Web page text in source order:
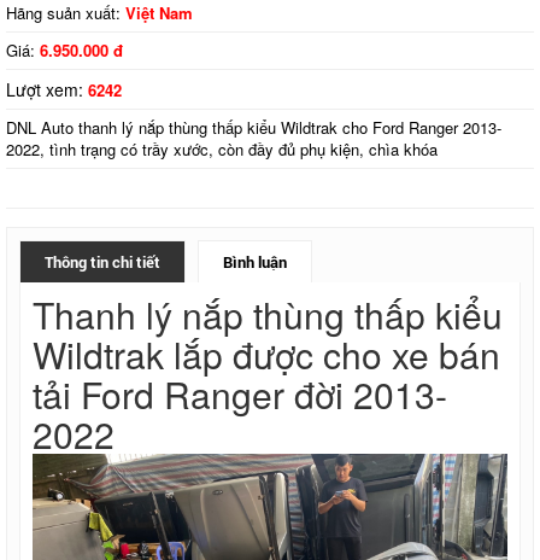
Hãng suản xuất: Việt Nam
Giá: 6.950.000 đ
Lượt xem: 6242
DNL Auto thanh lý nắp thùng thấp kiểu Wildtrak cho Ford Ranger 2013-
2022, tình trạng có trầy xước, còn đầy đủ phụ kiện, chìa khóa
Thông tin chi tiết Bình luận
Thanh lý nắp thùng thấp kiểu
Wildtrak lắp được cho xe bán
tải Ford Ranger đời 2013-
2022